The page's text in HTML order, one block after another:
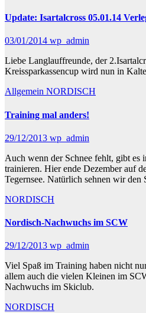
Update: Isartalcross 05.01.14
03/01/2014 wp_admin
Liebe Langlauffreunde, der
Kreissparkassencup wird nun in
Allgemein NORDISCH
Training mal anders!
29/12/2013 wp_admin
Auch wenn der Schnee fehlt, gibt es
trainieren. Hier ende Dezember auf
Tegernsee. Natürlich sehnen wir den
NORDISCH
Nordisch-Nachwuchs im SCW
29/12/2013 wp_admin
Viel Spaß im Training haben nicht
allem auch die vielen Kleinen im
Nachwuchs im Skiclub.
NORDISCH